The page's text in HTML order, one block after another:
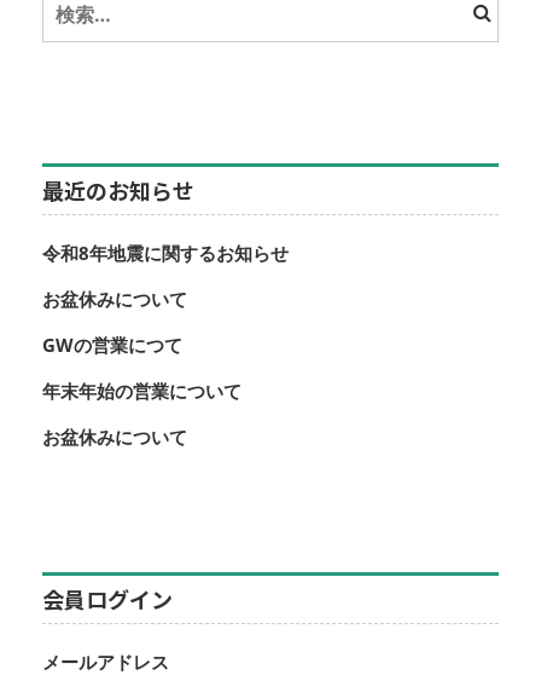
最近のお知らせ
令和8年地震に関するお知らせ
お盆休みについて
GWの営業につて
年末年始の営業について
お盆休みについて
会員ログイン
メールアドレス